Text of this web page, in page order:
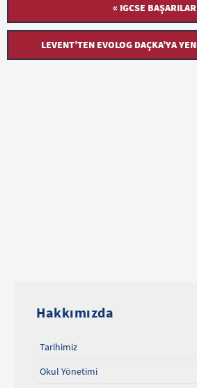
« IGCSE
LEVENT’TEN EVOLOG DAÇKA’YA
Hakkımızda
Tarihimiz
Okul Yönetimi